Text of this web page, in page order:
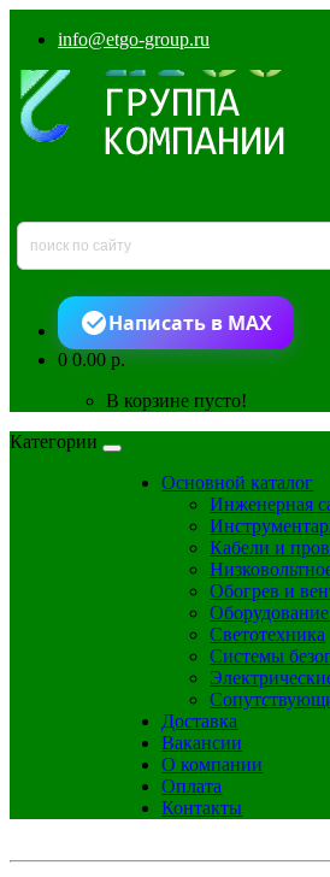
info@etgo-group.ru
Написать в MAX
00.00 р.
В корзине пусто!
Категории
Основной каталог
Инженерная
Кабели и
Обогрев и
Светотехника
Системы
Доставка
Вакансии
О компании
Оплата
Контакты